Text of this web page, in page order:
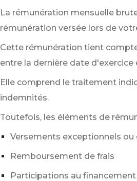
La rémunération mensuelle
rémunération versée lors de
Cette rémunération tient
entre la dernière date
Elle comprend le traitement
indemnités.
Toutefois, les éléments de
Versements exceptionnels
Remboursement de frais
Participations au